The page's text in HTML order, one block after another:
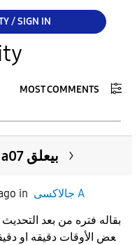
/ SIGN IN
MOST COMMENTS
التاتش في هاتف سامونج a07 بيعلق
in
جالاكسى A
عض الأوقات دقيقه او